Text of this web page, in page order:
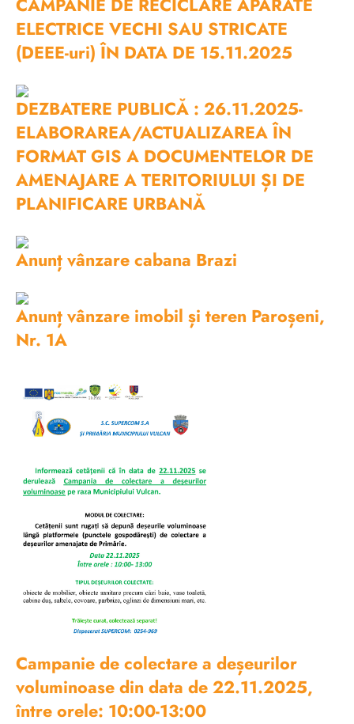
CAMPANIE DE RECICLARE APARATE
ELECTRICE VECHI SAU STRICATE
(DEEE-uri) ÎN DATA DE 15.11.2025
DEZBATERE PUBLICĂ : 26.11.2025-
ELABORAREA/ACTUALIZAREA ÎN
FORMAT GIS A DOCUMENTELOR DE
AMENAJARE A TERITORIULUI ȘI DE
PLANIFICARE URBANĂ
Anunț vânzare cabana Brazi
Anunț vânzare imobil și teren Paroșeni,
Nr. 1A
Campanie de colectare a deșeurilor
voluminoase din data de 22.11.2025,
între orele: 10:00-13:00